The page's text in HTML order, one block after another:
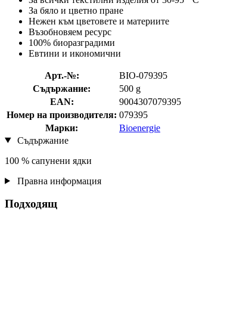
За бяло и цветно пране
Нежен към цветовете и материите
Възобновяем ресурс
100% биоразградими
Евтини и икономични
Арт.-№:
BIO-079395
Съдържание:
500 g
EAN:
9004307079395
Номер на производителя: 079395
Марки:
Bioenergie
Съдържание
100 % сапунени ядки
Правна информация
Подходящ